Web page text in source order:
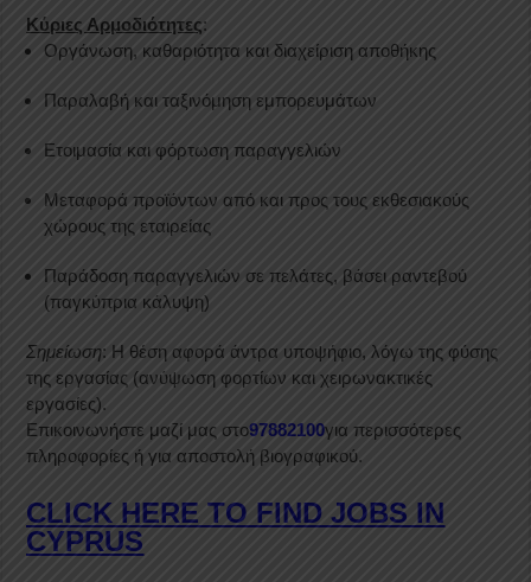
Κύριες Αρμοδιότητες:
Οργάνωση, καθαριότητα και διαχείριση αποθήκης
Παραλαβή και ταξινόμηση εμπορευμάτων
Ετοιμασία και φόρτωση παραγγελιών
Μεταφορά προϊόντων από και προς τους εκθεσιακούς
χώρους της εταιρείας
Παράδοση παραγγελιών σε πελάτες, βάσει ραντεβού
(παγκύπρια κάλυψη)
Σημείωση: Η θέση αφορά άντρα υποψήφιο, λόγω της φύσης
της εργασίας (ανύψωση φορτίων και χειρωνακτικές
εργασίες).
Επικοινωνήστε μαζί μας στο97882100για περισσότερες
πληροφορίες ή για αποστολή βιογραφικού.
CLICK HERE TO FIND JOBS IN
CYPRUS